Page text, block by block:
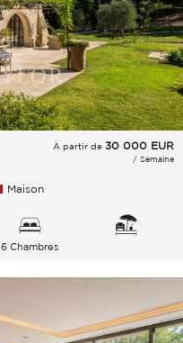
À partir de 30 000 EUR
/ Semaine
Maison
6 Chambres